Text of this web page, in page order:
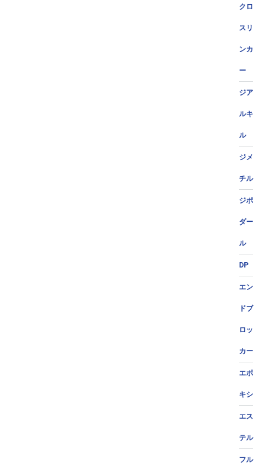
クロ
スリ
ンカ
ー
ジア
ルキ
ル
ジメ
チル
ジポ
ダー
ル
DP
エン
ドブ
ロッ
カー
エポ
キシ
エス
テル
フル